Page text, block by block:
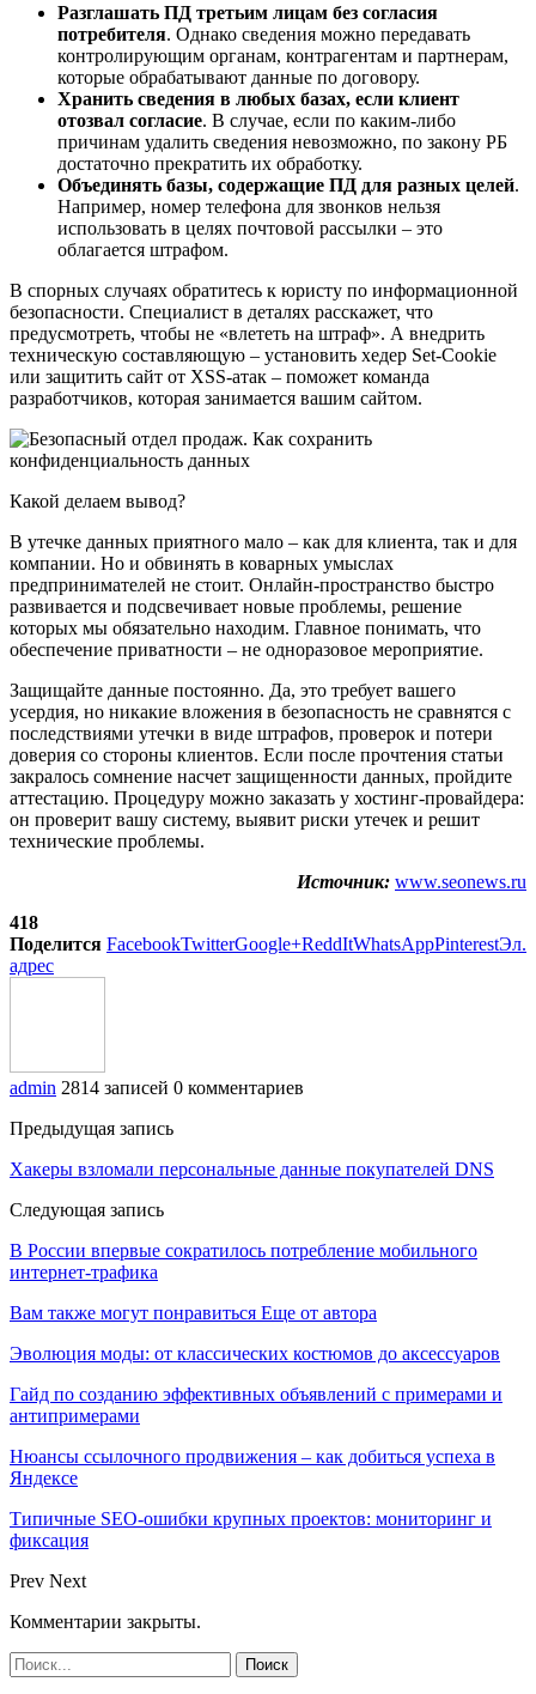
Разглашать ПД третьим лицам без согласия
потребителя. Однако сведения можно передавать
контролирующим органам, контрагентам и партнерам,
которые обрабатывают данные по договору.
Хранить сведения в любых базах, если клиент
отозвал согласие. В случае, если по каким-либо
причинам удалить сведения невозможно, по закону РБ
достаточно прекратить их обработку.
Объединять базы, содержащие ПД для разных целей.
Например, номер телефона для звонков нельзя
использовать в целях почтовой рассылки – это
облагается штрафом.
В спорных случаях обратитесь к юристу по информационной
безопасности. Специалист в деталях расскажет, что
предусмотреть, чтобы не «влететь на штраф». А внедрить
техническую составляющую – установить хедер Set-Cookie
или защитить сайт от XSS-атак – поможет команда
разработчиков, которая занимается вашим сайтом.
Какой делаем вывод?
В утечке данных приятного мало – как для клиента, так и для
компании. Но и обвинять в коварных умыслах
предпринимателей не стоит. Онлайн-пространство быстро
развивается и подсвечивает новые проблемы, решение
которых мы обязательно находим. Главное понимать, что
обеспечение приватности – не одноразовое мероприятие.
Защищайте данные постоянно. Да, это требует вашего
усердия, но никакие вложения в безопасность не сравнятся с
последствиями утечки в виде штрафов, проверок и потери
доверия со стороны клиентов. Если после прочтения статьи
закралось сомнение насчет защищенности данных, пройдите
аттестацию. Процедуру можно заказать у хостинг-провайдера:
он проверит вашу систему, выявит риски утечек и решит
технические проблемы.
Источник: www.seonews.ru
418
Поделится FacebookTwitterGoogle+ReddItWhatsAppPinterestЭл.
адрес
admin 2814 записей 0 комментариев
Предыдущая запись
Хакеры взломали персональные данные покупателей DNS
Следующая запись
В России впервые сократилось потребление мобильного
интернет-трафика
Вам также могут понравиться Еще от автора
Эволюция моды: от классических костюмов до аксессуаров
Гайд по созданию эффективных объявлений с примерами и
антипримерами
Нюансы ссылочного продвижения – как добиться успеха в
Яндексе
Типичные SEO-ошибки крупных проектов: мониторинг и
фиксация
Prev Next
Комментарии закрыты.